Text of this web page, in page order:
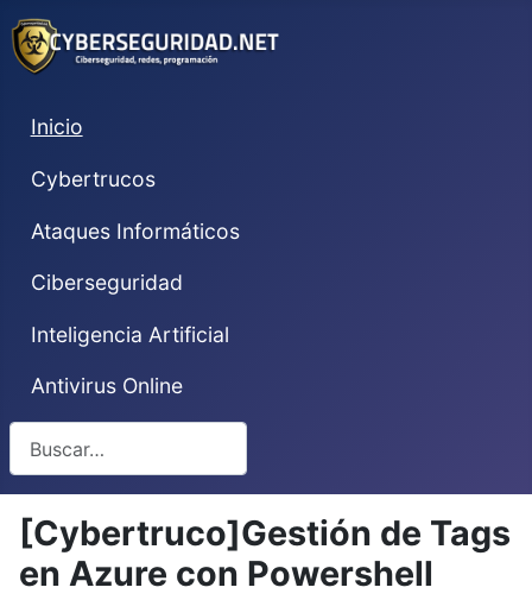
Inicio
Cybertrucos
Ataques Informáticos
Ciberseguridad
Inteligencia Artificial
Antivirus Online
[Cybertruco]Gestión de Tags
en Azure con Powershell